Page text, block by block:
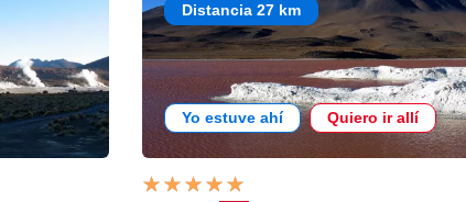
Distancia 27 km
Yo estuve ahí Quiero ir allí